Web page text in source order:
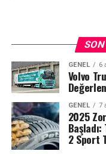
GENEL 6
Volvo
GENEL 7
2025
2 Sport